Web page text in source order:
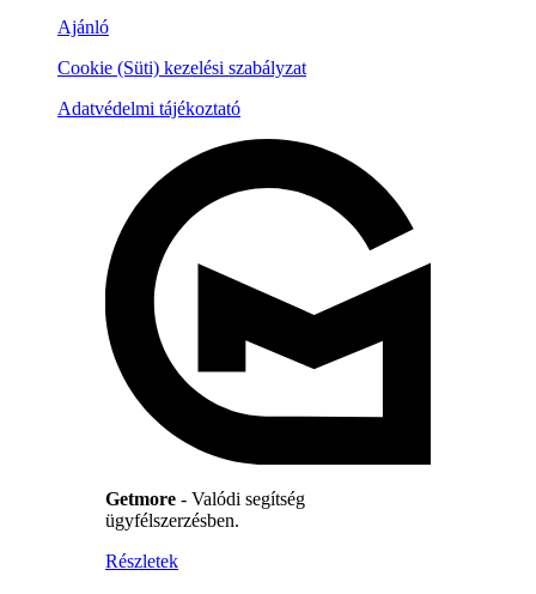
Ajánló
Cookie (Süti) kezelési szabályzat
Adatvédelmi tájékoztató
Getmore - Valódi segítség
ügyfélszerzésben.
Részletek